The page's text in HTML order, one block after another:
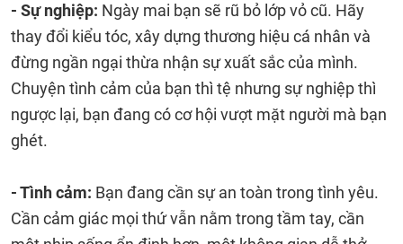
- Sự nghiệp: Ngày mai bạn sẽ rũ bỏ lớp vỏ cũ. Hãy
thay đổi kiểu tóc, xây dựng thương hiệu cá nhân và
đừng ngần ngại thừa nhận sự xuất sắc của mình.
Chuyện tình cảm của bạn thì tệ nhưng sự nghiệp thì
ngược lại, bạn đang có cơ hội vượt mặt người mà bạn
ghét.
- Tình cảm: Bạn đang cần sự an toàn trong tình yêu.
Cần cảm giác mọi thứ vẫn nằm trong tầm tay, cần